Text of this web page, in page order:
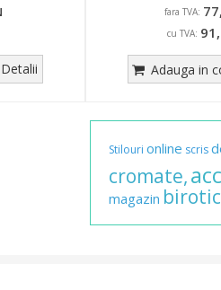
Detalii
fara TVA:
cu TVA:
Adauga in
Stilouri online scris
cromate,
magazin